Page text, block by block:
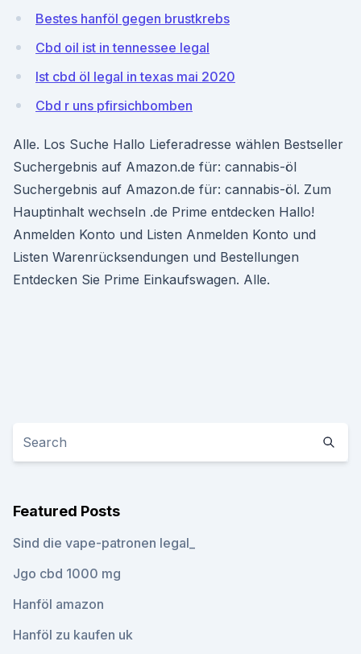
Bestes hanföl gegen brustkrebs
Cbd oil ist in tennessee legal
Ist cbd öl legal in texas mai 2020
Cbd r uns pfirsichbomben
Alle. Los Suche Hallo Lieferadresse wählen Bestseller
Suchergebnis auf Amazon.de für: cannabis-öl
Suchergebnis auf Amazon.de für: cannabis-öl. Zum
Hauptinhalt wechseln .de Prime entdecken Hallo!
Anmelden Konto und Listen Anmelden Konto und
Listen Warenrücksendungen und Bestellungen
Entdecken Sie Prime Einkaufswagen. Alle.
Featured Posts
Sind die vape-patronen legal_
Jgo cbd 1000 mg
Hanföl amazon
Hanföl zu kaufen uk